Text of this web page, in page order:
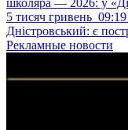
школяра — 2026: у
5 тисяч гривень 09:19
Дністровський: є
Рекламные новости